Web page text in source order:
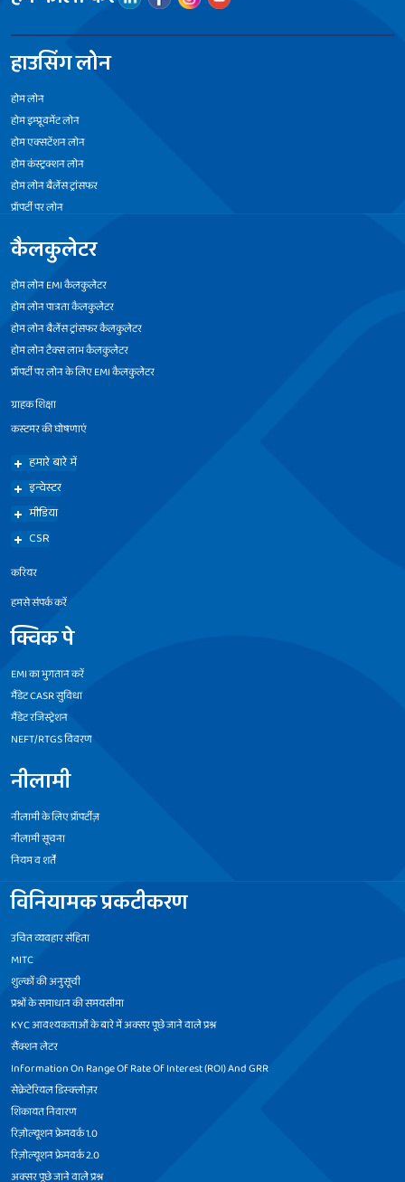
हाउसिंग लोन
होम लोन
होम इम्प्रूवमेंट लोन
होम एक्सटेंशन लोन
होम कंस्ट्रक्शन लोन
होम लोन बैलेंस ट्रांसफर
प्रॉपर्टी पर लोन
कैलकुलेटर
होम लोन EMI कैलकुलेटर
होम लोन पात्रता कैलकुलेटर
होम लोन बैलेंस ट्रांसफर कैलकुलेटर
होम लोन टैक्स लाभ कैलकुलेटर
प्रॉपर्टी पर लोन के लिए EMI कैलकुलेटर
ग्राहक शिक्षा
कस्टमर की घोषणाएं
हमारे बारे में
इन्वेस्टर
मीडिया
CSR
करियर
हमसे संपर्क करें
क्विक पे
EMI का भुगतान करें
मैंडेट CASR सुविधा
मैंडेट रजिस्ट्रेशन
NEFT/RTGS विवरण
नीलामी
नीलामी के लिए प्रॉपर्टीज़
नीलामी सूचना
नियम व शर्तें
विनियामक प्रकटीकरण
उचित व्यवहार संहिता
MITC
शुल्कों की अनुसूची
प्रश्नों के समाधान की समयसीमा
KYC आवश्यकताओं के बारे में अक्सर पूछे जाने वाले प्रश्न
सैंक्शन लेटर
Information On Range Of Rate Of Interest (ROI) And GRR
सेक्रेटेरियल डिस्क्लोज़र
शिकायत निवारण
रिज़ोल्यूशन फ्रेमवर्क 1.0
रिज़ोल्यूशन फ्रेमवर्क 2.0
अक्सर पूछे जाने वाले प्रश्न